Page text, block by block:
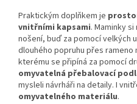
Praktickým doplňkem je
vnitřními kapsami. Maminky
nošení, buď za pomocí velkých
dlouhého popruhu přes
kterému se připíná za pomocí
omyvatelná přebalovací
mysleli návrháři na detaily. I
omyvatelného materiálu.